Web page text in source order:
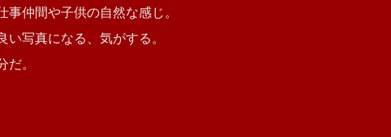
仲間や子供の自然な感じ。
写真になる、気がする。
だ。